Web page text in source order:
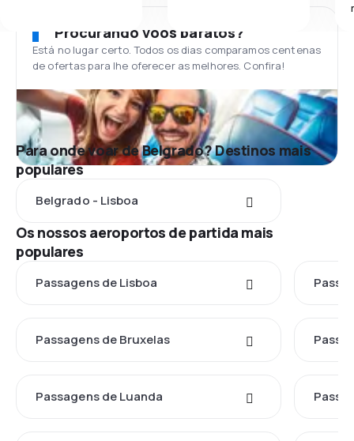
Procurando voos baratos?
Está no lugar certo. Todos os dias comparamos centenas
de ofertas para lhe oferecer as melhores. Confira!
Para onde voar de Belgrado? Destinos mais
populares
Belgrado - Lisboa
Os nossos aeroportos de partida mais
populares
Passagens de Lisboa
Passagens de Bruxelas
Passagens de Luanda